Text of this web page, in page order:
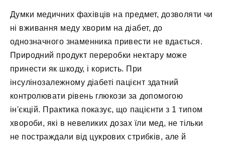
Думки медичних фахівців на предмет, дозволяти чи
ні вживання меду хворим на діабет, до
однозначного знаменника привести не вдається.
Природний продукт переробки нектару може
принести як шкоду, і користь. При
інсулінозалежному діабеті пацієнт здатний
контролювати рівень глюкози за допомогою
ін'єкцій. Практика показує, що пацієнти з 1 типом
хвороби, які в невеликих дозах їли мед, не тільки
не постраждали від цукрових стрибків, але й